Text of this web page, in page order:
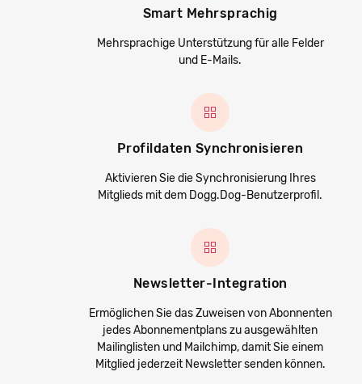
Smart Mehrsprachig
Mehrsprachige Unterstützung für alle Felder
und E-Mails.
Profildaten Synchronisieren
Aktivieren Sie die Synchronisierung Ihres
Mitglieds mit dem Dogg.Dog-Benutzerprofil.
Newsletter-Integration
Ermöglichen Sie das Zuweisen von Abonnenten
jedes Abonnementplans zu ausgewählten
Mailinglisten und Mailchimp, damit Sie einem
Mitglied jederzeit Newsletter senden können.